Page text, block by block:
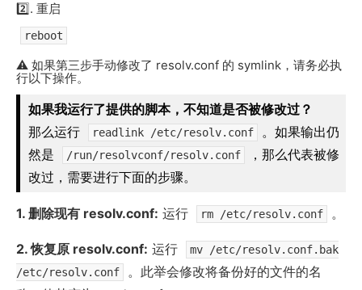
2️⃣. 重启
reboot
⚠ ️ 如果第三步手动修改了 resolv.conf 的 symlink，请务必执
行以下操作。
如果我运行了提供的脚本，不知道是否被修改过？
那么运行
readlink /etc/resolv.conf
。如果输出仍
然是
/run/resolvconf/resolv.conf
，那么代表被修
改过，需要进行下面的步骤。
1. 删除现有 resolv.conf: 运行 rm /etc/resolv.conf 。
2. 恢复原 resolv.conf: 运行
mv /etc/resolv.conf.bak
/etc/resolv.conf
。此举会修改将备份好的文件的名